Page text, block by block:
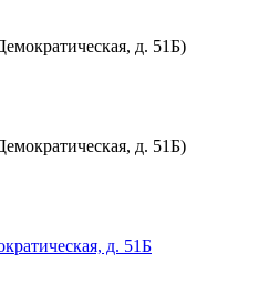
д. 51Б)
д. 51Б)
д. 51Б